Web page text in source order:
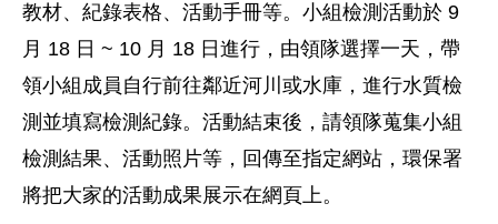
教材、紀錄表格、活動手冊等。小組檢測活動於 9
月 18 日 ~ 10 月 18 日進行，由領隊選擇一天，帶
領小組成員自行前往鄰近河川或水庫，進行水質檢
測並填寫檢測紀錄。活動結束後，請領隊蒐集小組
檢測結果、活動照片等，回傳至指定網站，環保署
將把大家的活動成果展示在網頁上。